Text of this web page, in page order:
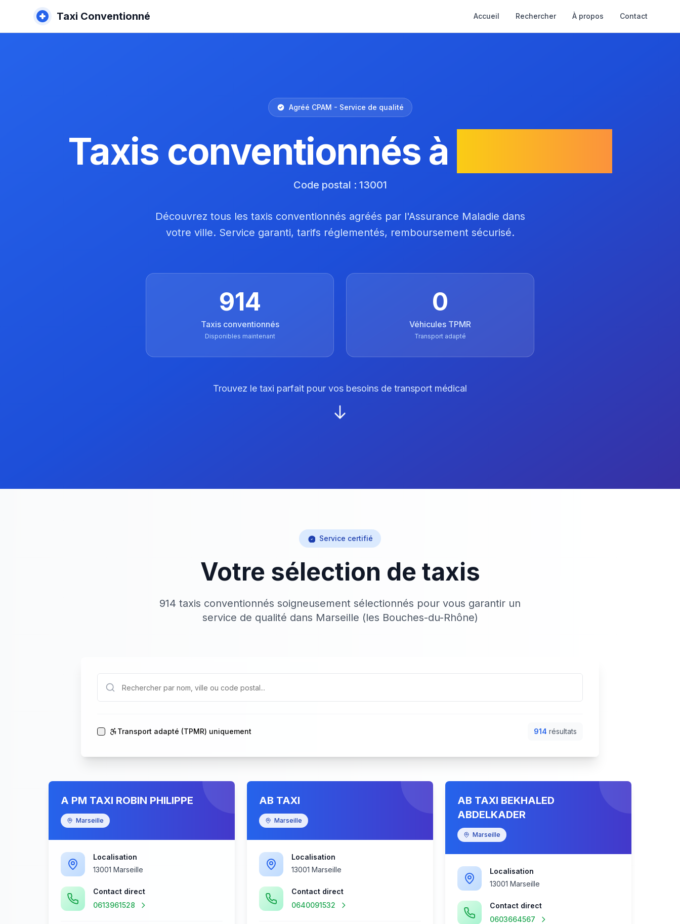
Taxi Conventionné Accueil Rechercher À propos Contact
Agréé CPAM - Service de qualité
Taxis conventionnés à
Code postal : 13001
Découvrez tous les taxis conventionnés agréés par l'Assurance Maladie dans
votre ville. Service garanti, tarifs réglementés, remboursement sécurisé.
914
Taxis conventionnés
Disponibles maintenant
0
Véhicules TPMR
Transport adapté
Trouvez le taxi parfait pour vos besoins de transport médical
Service certifié
Votre sélection de taxis
914 taxis conventionnés soigneusement sélectionnés pour vous garantir un
service de qualité dans Marseille (les Bouches-du-Rhône)
Transport adapté (TPMR) uniquement 914 résultats
A PM TAXI ROBIN PHILIPPE
Marseille
Localisation
13001 Marseille
Contact direct
0613961528
AB TAXI
Marseille
Localisation
13001 Marseille
Contact direct
0640091532
ΑΒ ΤΑΧΙ ΒΕKHALED
ABDELKADER
Marseille
Localisation
13001 Marseille
Contact direct
0603664567